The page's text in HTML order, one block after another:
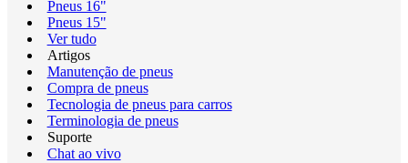
Pneus 16"
Pneus 15"
Ver tudo
Artigos
Manutenção de pneus
Compra de pneus
Tecnologia de pneus para carros
Terminologia de pneus
Suporte
Chat ao vivo